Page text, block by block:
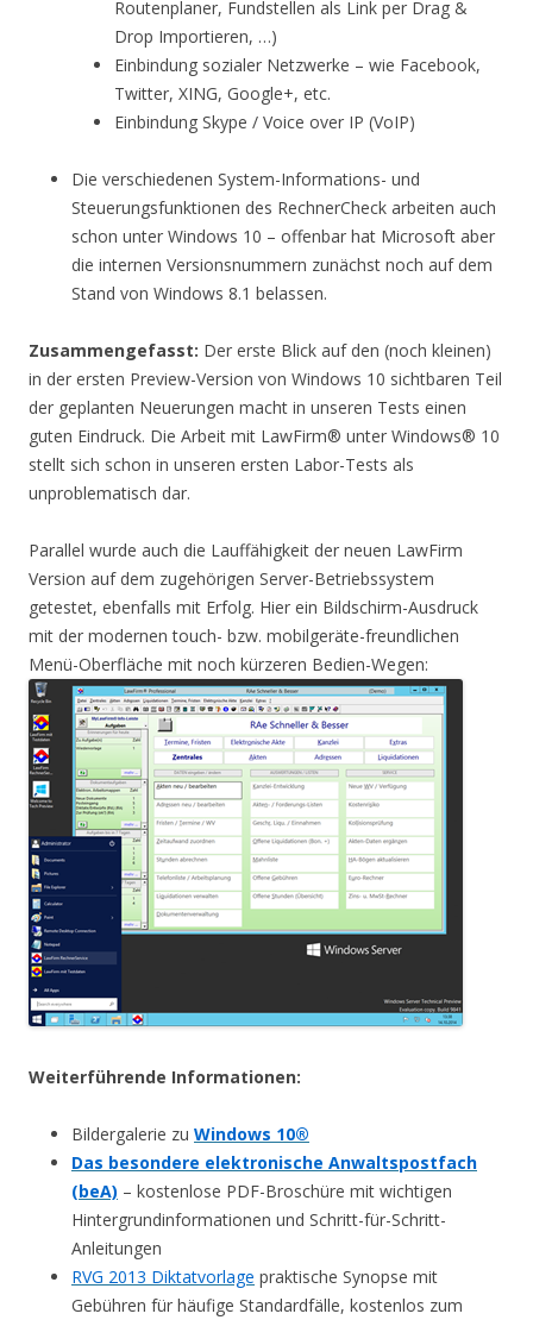
Routenplaner, Fundstellen als Link per Drag &
Drop Importieren, …)
Einbindung sozialer Netzwerke – wie Facebook,
Twitter, XING, Google+, etc.
Einbindung Skype / Voice over IP (VoIP)
Die verschiedenen System-Informations- und
Steuerungsfunktionen des RechnerCheck arbeiten auch
schon unter Windows 10 – offenbar hat Microsoft aber
die internen Versionsnummern zunächst noch auf dem
Stand von Windows 8.1 belassen.
Zusammengefasst: Der erste Blick auf den (noch kleinen)
in der ersten Preview-Version von Windows 10 sichtbaren Teil
der geplanten Neuerungen macht in unseren Tests einen
guten Eindruck. Die Arbeit mit LawFirm® unter Windows® 10
stellt sich schon in unseren ersten Labor-Tests als
unproblematisch dar.
Parallel wurde auch die Lauffähigkeit der neuen LawFirm
Version auf dem zugehörigen Server-Betriebssystem
getestet, ebenfalls mit Erfolg. Hier ein Bildschirm-Ausdruck
mit der modernen touch- bzw. mobilgeräte-freundlichen
Menü-Oberfläche mit noch kürzeren Bedien-Wegen:
Weiterführende Informationen:
Bildergalerie zu Windows 10®
Das besondere elektronische Anwaltspostfach
(beA) – kostenlose PDF-Broschüre mit wichtigen
Hintergrundinformationen und Schritt-für-Schritt-
Anleitungen
RVG 2013 Diktatvorlage praktische Synopse mit
Gebühren für häufige Standardfälle, kostenlos zum